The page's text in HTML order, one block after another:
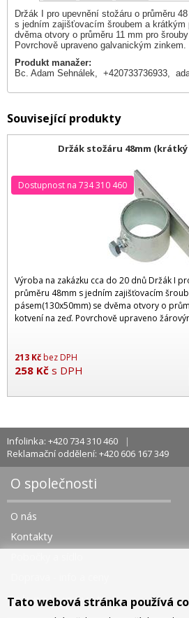
Držák I pro upevnění stožáru o průměru
s jedním zajišťovacím šroubem a krátkým
dvěma otvory o průměru 11 mm pro
Povrchově upraveno galvanickým zinkem.
Produkt manažer:
Bc. Adam Sehnálek, +420733736933,
Související produkty
Držák stožáru 48mm
Výroba na zakázku cca do 20 dnů Držák I
průměru 48mm s jedním zajišťovacím
pásem(130x50mm) se dvěma otvory o
kotvení na zeď. Povrchově upraveno
213 Kčbez DPH
258 Kč s DPH
Dostupnost na 734 310 460
Infolinka: +420 734 310 460
Reklamační oddělení: +420 606 167 349
O společnosti
O nás
Kontakty
Jak nakupovat
Tato webová stránka používá